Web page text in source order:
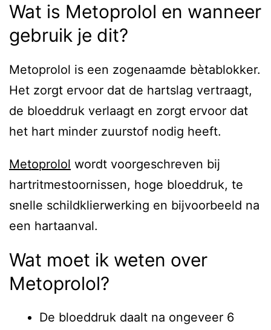
Wat is Metoprolol en wanneer
gebruik je dit?
Metoprolol is een zogenaamde bètablokker.
Het zorgt ervoor dat de hartslag vertraagt,
de bloeddruk verlaagt en zorgt ervoor dat
het hart minder zuurstof nodig heeft.
Metoprolol wordt voorgeschreven bij
hartritmestoornissen, hoge bloeddruk, te
snelle schildklierwerking en bijvoorbeeld na
een hartaanval.
Wat moet ik weten over
Metoprolol?
De bloeddruk daalt na ongeveer 6